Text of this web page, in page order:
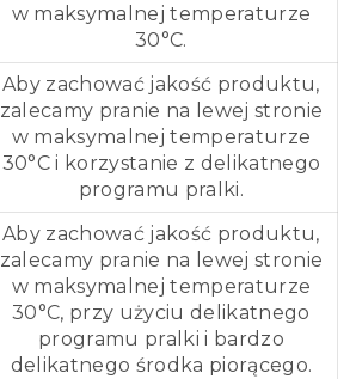
w maksymalnej temperaturze
30°C.
Aby zachować jakość produktu,
zalecamy pranie na lewej stronie
w maksymalnej temperaturze
30°C i korzystanie z delikatnego
programu pralki.
Aby zachować jakość produktu,
zalecamy pranie na lewej stronie
w maksymalnej temperaturze
30°C, przy użyciu delikatnego
programu pralki i bardzo
delikatnego środka piorącego.